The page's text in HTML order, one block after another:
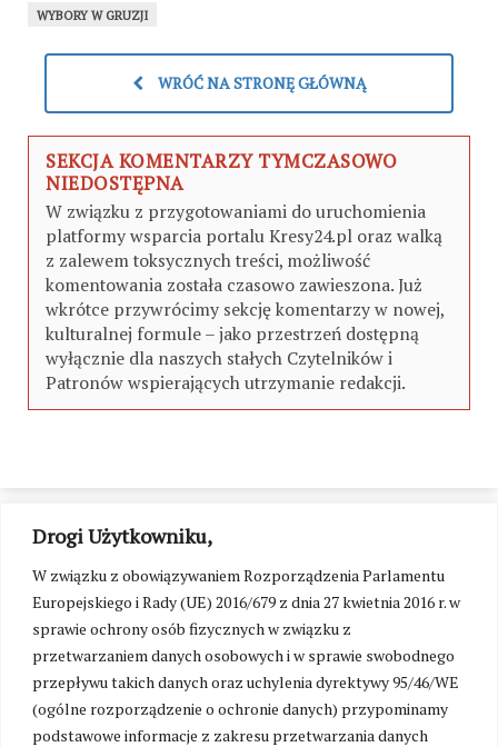
Drogi Użytkowniku,
W związku z obowiązywaniem Rozporządzenia Parlamentu
Europejskiego i Rady (UE) 2016/679 z dnia 27 kwietnia 2016 r. w
sprawie ochrony osób fizycznych w związku z
przetwarzaniem danych osobowych i w sprawie swobodnego
przepływu takich danych oraz uchylenia dyrektywy 95/46/WE
(ogólne rozporządzenie o ochronie danych) przypominamy
podstawowe informacje z zakresu przetwarzania danych
WYBORY W GRUZJI
WRÓĆ NA STRONĘ GŁÓWNĄ
SEKCJA KOMENTARZY TYMCZASOWO
NIEDOSTĘPNA
W związku z przygotowaniami do uruchomienia
platformy wsparcia portalu Kresy24.pl oraz walką
z zalewem toksycznych treści, możliwość
komentowania została czasowo zawieszona. Już
wkrótce przywrócimy sekcję komentarzy w nowej,
kulturalnej formule – jako przestrzeń dostępną
wyłącznie dla naszych stałych Czytelników i
Patronów wspierających utrzymanie redakcji.